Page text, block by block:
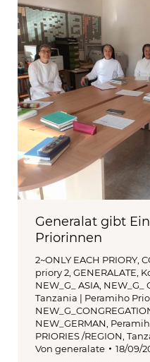
Generalat gibt
Priorinnen
2~ONLY EACH PRIORY
priory 2 GENERALATE
NEW_G_ ASIA NEW_G_
Tanzania | Peramiho
NEW_GERMAN
PRIORIES /REGION
Von generalate 18/09/